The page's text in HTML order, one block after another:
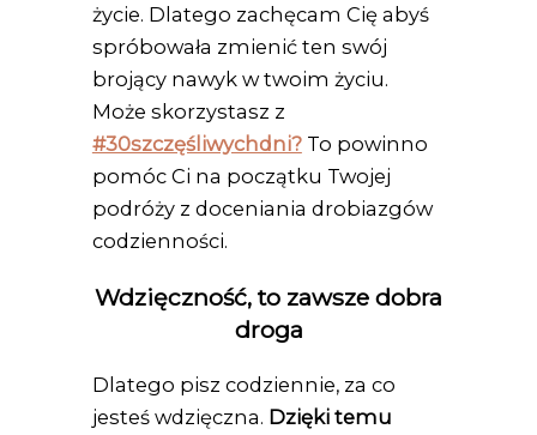
życie. Dlatego zachęcam Cię abyś
spróbowała zmienić ten swój
brojący nawyk w twoim życiu.
Może skorzystasz z
#30szczęśliwychdni?To powinno
pomóc Ci na początku Twojej
podróży z doceniania drobiazgów
codzienności.
Wdzięczność, to zawsze dobra
droga
Dlatego pisz codziennie, za co
jesteś wdzięczna. Dzięki temu